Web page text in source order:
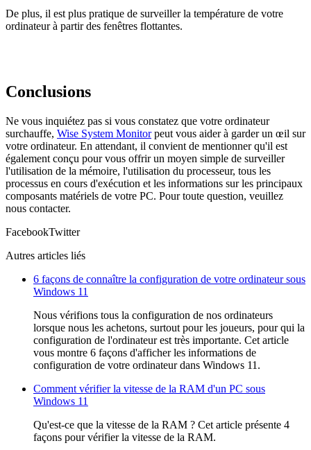
De plus, il est plus pratique de surveiller la température de votre
ordinateur à partir des fenêtres flottantes.
Conclusions
Ne vous inquiétez pas si vous constatez que votre ordinateur
surchauffe, Wise System Monitorpeut vous aider à garder un œil sur
votre ordinateur. En attendant, il convient de mentionner qu'il est
également conçu pour vous offrir un moyen simple de surveiller
l'utilisation de la mémoire, l'utilisation du processeur, tous les
processus en cours d'exécution et les informations sur les principaux
composants matériels de votre PC. Pour toute question, veuillez
nous contacter.
FacebookTwitter
Autres articles liés
6 façons de connaître la configuration de votre ordinateur sous
Windows 11
Nous vérifions tous la configuration de nos ordinateurs
lorsque nous les achetons, surtout pour les joueurs, pour qui la
configuration de l'ordinateur est très importante. Cet article
vous montre 6 façons d'afficher les informations de
configuration de votre ordinateur dans Windows 11.
Comment vérifier la vitesse de la RAM d'un PC sous
Windows 11
Qu'est-ce que la vitesse de la RAM ? Cet article présente 4
façons pour vérifier la vitesse de la RAM.